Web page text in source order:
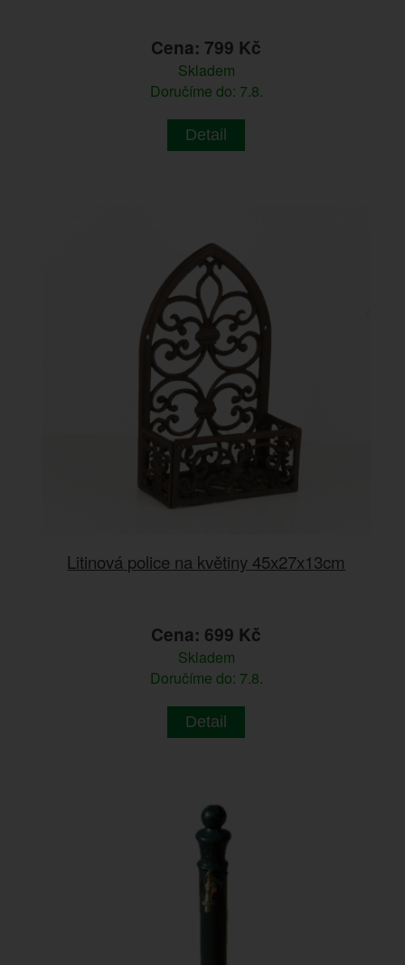
Cena: 799 Kč
Skladem
Doručíme do: 7.8.
Detail
Litinová police na květiny 45x27x13cm
Cena: 699 Kč
Skladem
Doručíme do: 7.8.
Detail